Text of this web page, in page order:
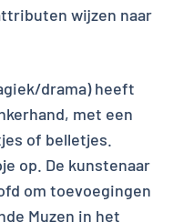
wijzen naar
drama) heeft
met een
of belletjes.
op. De kunstenaar
om toevoegingen
Muzen in het